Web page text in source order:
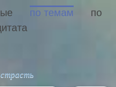
по темам
по
страсть